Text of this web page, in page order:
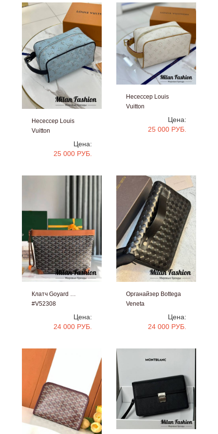
Несессер Louis
Vuitton
Цена:
25 000 РУБ.
Несессер Louis
Vuitton
Цена:
25 000 РУБ.
Клатч Goyard …
#V52308
Цена:
24 000 РУБ.
Органайзер Bottega
Veneta
Цена:
24 000 РУБ.